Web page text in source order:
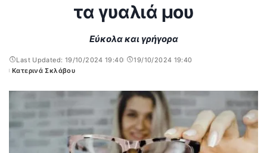
τα γυαλιά μου
Εύκολα και γρήγορα
Last Updated: 19/10/2024 19:40
19/10/2024 19:40
Posted
Κατερινά Σκλάβου